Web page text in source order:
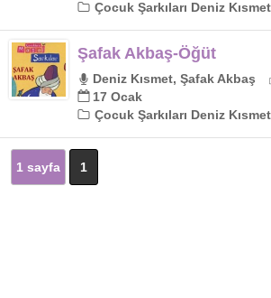
Çocuk Şarkıları Deniz
Şafak Akbaş-Öğüt
Deniz Kısmet, Şafak Akbaş
17 Ocak
Çocuk Şarkıları Deniz
1 sayfa 1